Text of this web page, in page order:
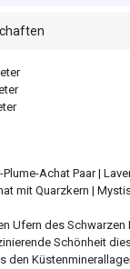
Achat Paar |
mit Quarzkern |
Ufern des Schwarzen
Schönheit
den